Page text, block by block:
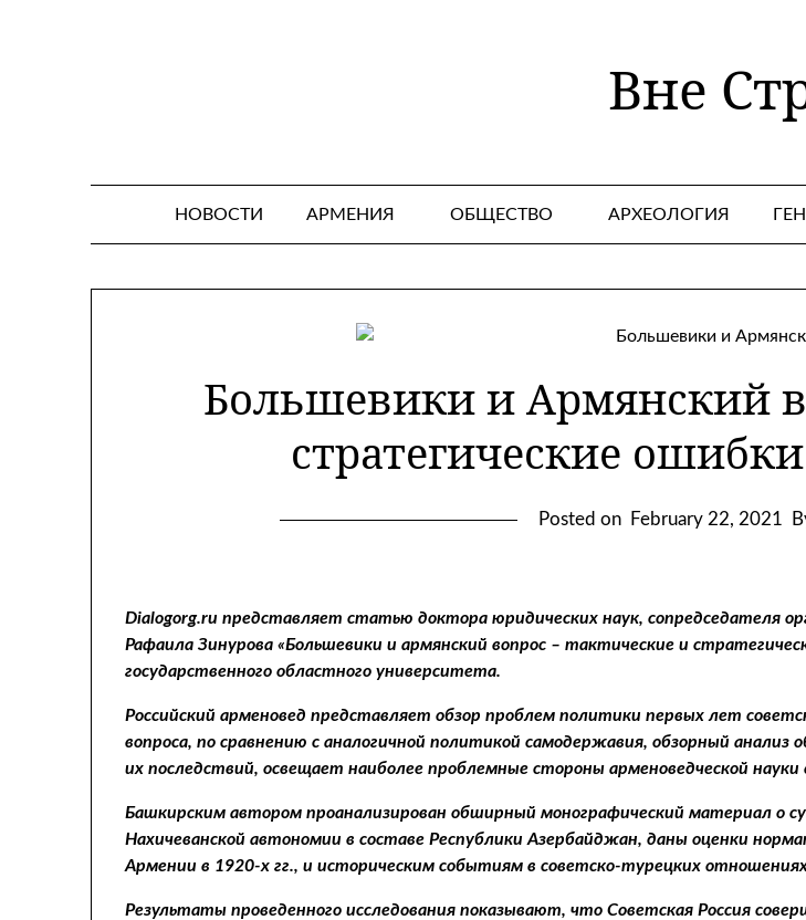
Вне
НОВОСТИ АРМЕНИЯ ОБЩЕСТВО АРХЕОЛОГИЯ
Большевики и Армянский
стратегические
Posted on February 22, 2021
Dialogorg.ru представляет статью доктора юридических наук, сопредседателя
Рафаила Зинурова «Большевики и армянский вопрос – тактические и
государственного областного университета.
Российский арменовед представляет обзор проблем политики первых лет
вопроса, по сравнению с аналогичной политикой самодержавия, обзорный
их последствий, освещает наиболее проблемные стороны арменоведческой науки
Башкирским автором проанализирован обширный монографический материал о
Нахичеванской автономии в составе Республики Азербайджан, даны оценки
Армении в 1920-х гг., и историческим событиям в советско-турецких
Результаты проведенного исследования показывают, что Советская Россия